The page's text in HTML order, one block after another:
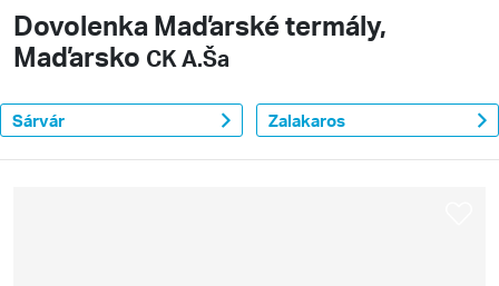
Dovolenka Maďarské termály,
Maďarsko CK A.Ša
Sárvár Zalakaros